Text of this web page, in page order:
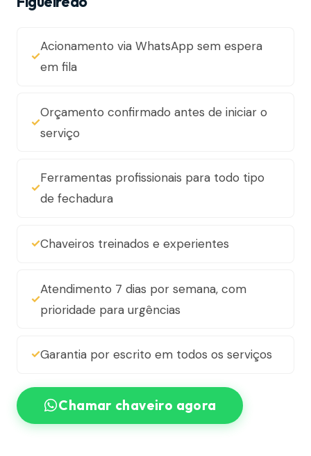
Acionamento via WhatsApp sem espera
em fila
Orçamento confirmado antes de iniciar o
serviço
Ferramentas profissionais para todo tipo
de fechadura
Chaveiros treinados e experientes
Atendimento 7 dias por semana, com
prioridade para urgências
Garantia por escrito em todos os serviços
Chamar chaveiro agora